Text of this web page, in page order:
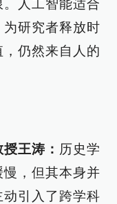
人工智能适合
研究者释放时
仍然来自人的
王涛： 历史学
，但其本身并
引入了跨学科